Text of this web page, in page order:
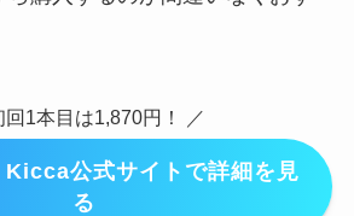
回1本目は1,870円！ ／
Kicca公式サイトで詳細を見
る